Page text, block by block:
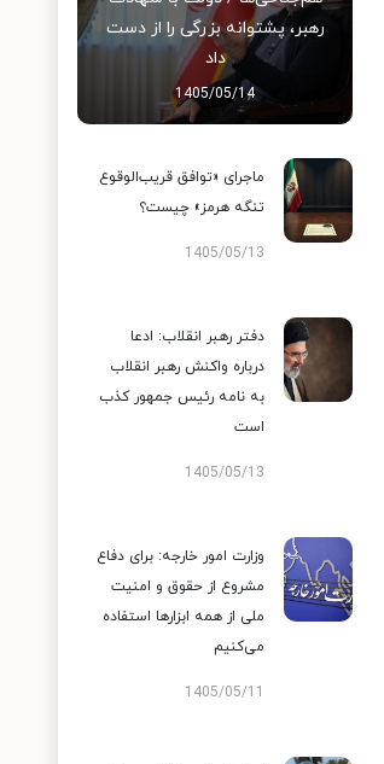
رهبر، پشتوانه بزرگی را از دست
داد
1405/05/14
ماجرای «توافق قریب‌الوقوع
تنگه هرمز» چیست؟
1405/05/13
دفتر رهبر انقلاب: ادعا
درباره واکنش رهبر انقلاب
به نامه رئیس جمهور کذب
است
1405/05/13
وزارت امور خارجه: برای دفاع
مشروع از حقوق و امنیت
ملی از همه ابزارها استفاده
می‌کنیم
1405/05/11